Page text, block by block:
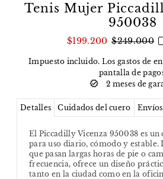
Tenis Mujer
950038
$199.200 $249.000
Impuesto incluido. Los gastos de
pantalla de
2 meses de
Detalles Cuidados del cuero Envíos
El Piccadilly Vicenza 950038 es un
para uso diario, cómodo y estable.
que pasan largas horas de pie o
frecuencia, ofrece un diseño
tanto en la ciudad como en la